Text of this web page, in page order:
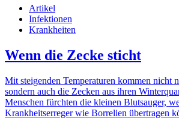
Artikel
Infektionen
Krankheiten
Wenn die Zecke sticht
Mit steigenden Temperaturen kommen nicht
sondern auch die Zecken aus ihren
Menschen fürchten die kleinen Blutsauger,
Krankheitserreger wie Borrelien übertragen